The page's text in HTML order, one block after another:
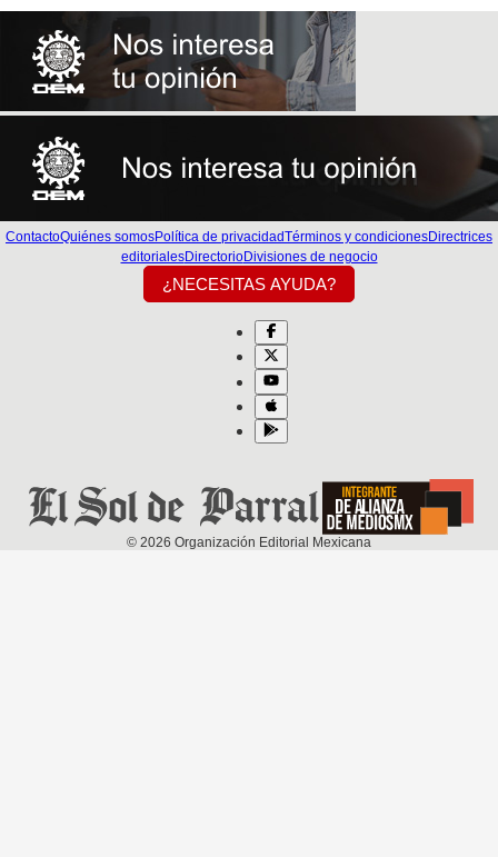
ContactoQuiénes somosPolítica de privacidadTérminos y condicionesDirectrices
editorialesDirectorioDivisiones de negocio
¿NECESITAS AYUDA?
© 2026 Organización Editorial Mexicana